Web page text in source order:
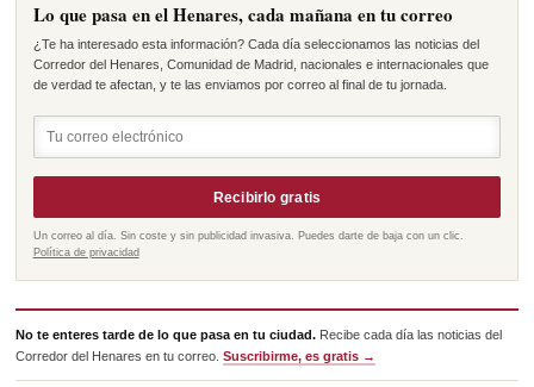
Lo que pasa en el Henares, cada mañana en tu correo
¿Te ha interesado esta información? Cada día seleccionamos las noticias del
Corredor del Henares, Comunidad de Madrid, nacionales e internacionales que
de verdad te afectan, y te las enviamos por correo al final de tu jornada.
Recibirlo gratis
Un correo al día. Sin coste y sin publicidad invasiva. Puedes darte de baja con un clic.
Política de privacidad
No te enteres tarde de lo que pasa en tu ciudad. Recibe cada día las noticias del
Corredor del Henares en tu correo.Suscribirme, es gratis →